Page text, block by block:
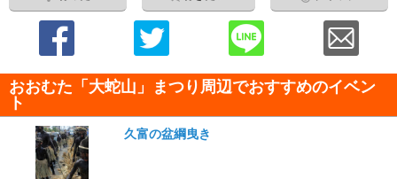
おおむた「大蛇山」まつり周辺でおすすめのイベン
ト
久富の盆綱曳き